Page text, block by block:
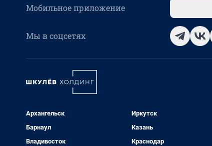
Мобильное приложение
Мы в соцсетях
Архангельск
Барнаул
Владивосток
Иркутск
Казань
Краснодар